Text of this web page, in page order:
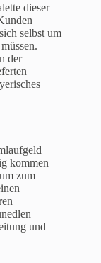
dieser
selbst um
der
kommen
zum
und